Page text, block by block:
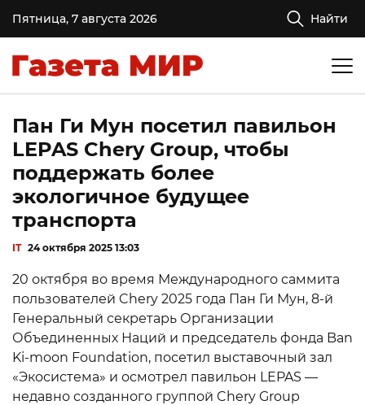
Пятница, 7 августа 2026 Найти
Пан Ги Мун посетил павильон
LEPAS Chery Group, чтобы
поддержать более
экологичное будущее
транспорта
IT 24 октября 2025 13:03
20 октября во время Международного саммита
пользователей Chery 2025 года Пан Ги Мун, 8-й
Генеральный секретарь Организации
Объединенных Наций и председатель фонда Ban
Ki-moon Foundation, посетил выставочный зал
«Экосистема» и осмотрел павильон LEPAS —
недавно созданного группой Chery Group